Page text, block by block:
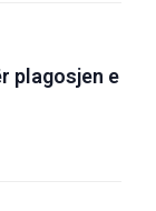
plagosjen e